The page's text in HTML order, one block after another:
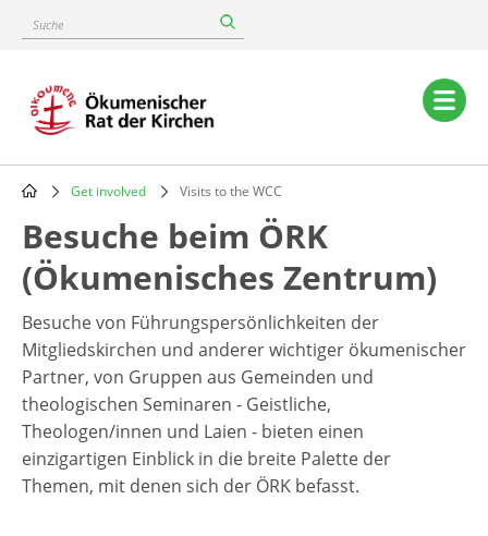
content
Suche
Main
navigation
Breadcrumb
Get involved Visits to the WCC
Besuche beim ÖRK
(Ökumenisches Zentrum)
Besuche von Führungspersönlichkeiten der
Mitgliedskirchen und anderer wichtiger ökumenischer
Partner, von Gruppen aus Gemeinden und
theologischen Seminaren - Geistliche,
Theologen/innen und Laien - bieten einen
einzigartigen Einblick in die breite Palette der
Themen, mit denen sich der ÖRK befasst.